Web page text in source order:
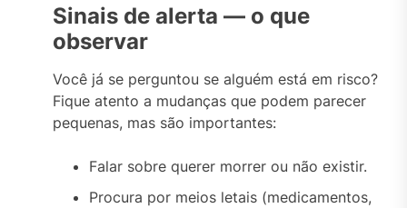
Sinais de alerta — o que
observar
Você já se perguntou se alguém está em risco?
Fique atento a mudanças que podem parecer
pequenas, mas são importantes:
Falar sobre querer morrer ou não existir.
Procura por meios letais (medicamentos,